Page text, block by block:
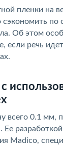
пленки на
по
Об этом
если речь
всего 0.1 мм,
Madico,